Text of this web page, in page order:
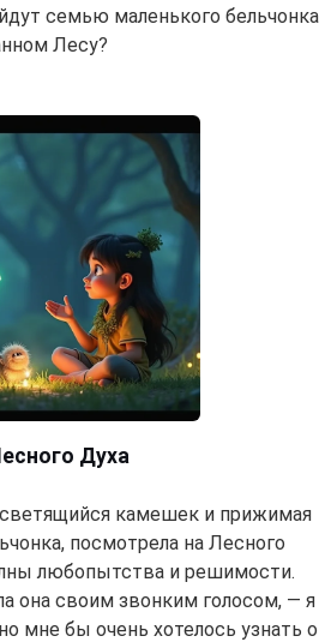
семью маленького бельчонка
Лесу?
Духа
камешек и прижимая
посмотрела на Лесного
любопытства и решимости.
она своим звонким голосом, — я
мне бы очень хотелось узнать о